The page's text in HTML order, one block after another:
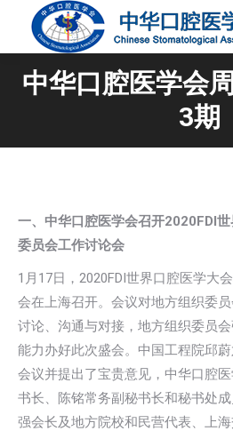
中华口腔医学会
3期
一、中华口腔医学会召开2020FDI
委员会工作讨论会
1月17日，2020FDI世界口腔医学大
会在上海召开。会议对地方组织委
讨论、沟通与对接，地方组织委员
能力办好此次盛会。中国工程院邱
会议并提出了宝贵意见，中华口腔
书长、陈铭常务副秘书长和秘书处
强会长及地方院校和民营代表、上